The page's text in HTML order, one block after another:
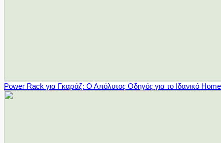
Power Rack για Γκαράζ: Ο Απόλυτος Οδηγός για το Ιδανικό